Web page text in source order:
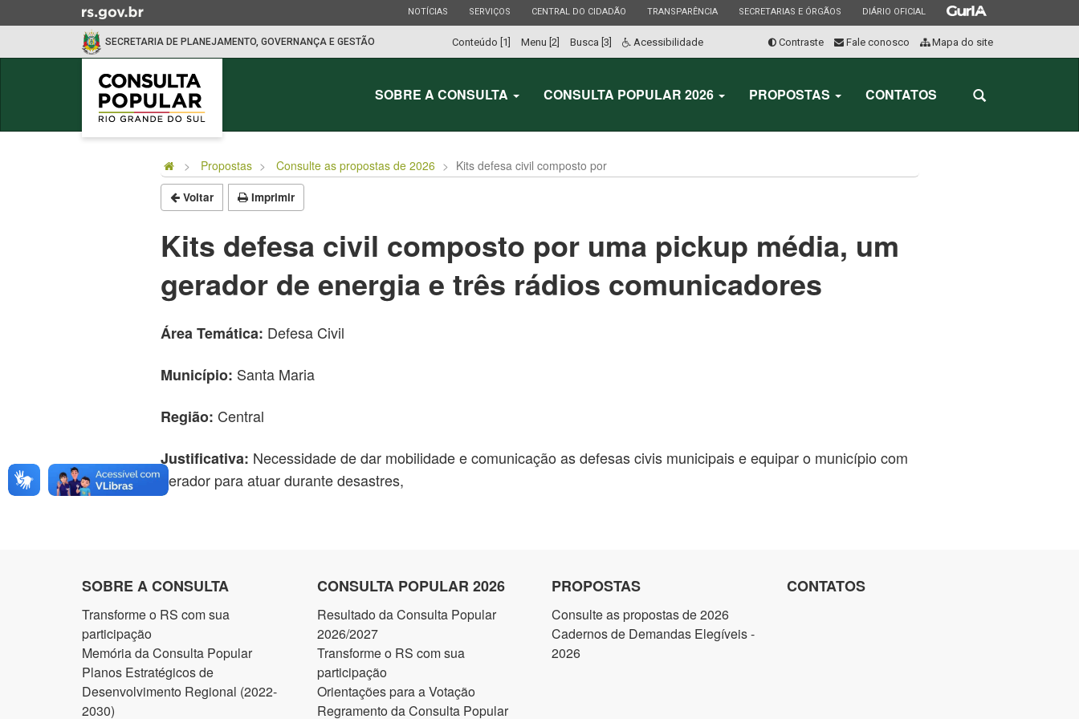
para
ESTADO
NOTÍCIAS ESTADO
SERVIÇOS ESTADO
CENTRAL DO CIDADÃO ESTADO
TRANSPARÊNCIA ESTADO
SECRETARIAS E ÓRGÃOS ESTADO
DIÁRIO OFICIAL ESTADO
SECRETARIA DE PLANEJAMENTO, GOVERNANÇA E GESTÃO Conteúdo [1] Menu [2] Busca [3] Acessibilidade Contraste Fale conosco Mapa do site
Abrir
busca
SOBRE A CONSULTA CONSULTA POPULAR 2026 PROPOSTAS CONTATOS
Propostas Consulte as propostas de 2026 Kits defesa civil composto por
Voltar Imprimir
Kits defesa civil composto por uma pickup média, um
gerador de energia e três rádios comunicadores
Área Temática: Defesa Civil
Município: Santa Maria
Região: Central
Justificativa: Necessidade de dar mobilidade e comunicação as defesas civis municipais e equipar o município com
gerador para atuar durante desastres,
SOBRE A CONSULTA
Transforme o RS com sua
participação
Memória da Consulta Popular
Planos Estratégicos de
Desenvolvimento Regional (2022-
2030)
CONSULTA POPULAR 2026
Resultado da Consulta Popular
2026/2027
Transforme o RS com sua
participação
Orientações para a Votação
Regramento da Consulta Popular
PROPOSTAS
Consulte as propostas de 2026
Cadernos de Demandas Elegíveis -
2026
CONTATOS